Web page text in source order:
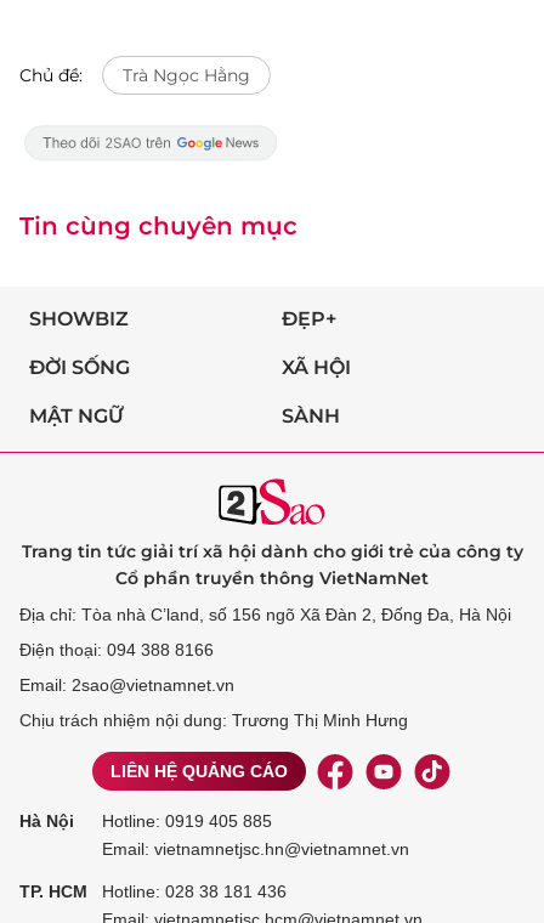
Chủ đề: Trà Ngọc Hằng
Tin cùng chuyên mục
SHOWBIZ ĐẸP+
ĐỜI SỐNG XÃ HỘI
MẬT NGỮ SÀNH
Trang tin tức giải trí xã hội dành cho giới trẻ của công ty
Cổ phần truyền thông VietNamNet
Địa chỉ: Tòa nhà C’land, số 156 ngõ Xã Đàn 2, Đống Đa, Hà Nội
Điện thoại: 094 388 8166
Email: 2sao@vietnamnet.vn
Chịu trách nhiệm nội dung: Trương Thị Minh Hưng
LIÊN HỆ QUẢNG CÁO
Hà Nội Hotline: 0919 405 885
Email: vietnamnetjsc.hn@vietnamnet.vn
TP. HCM Hotline: 028 38 181 436